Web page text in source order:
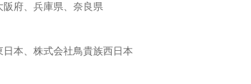
府、兵庫県、奈良県
本、株式会社鳥貴族西日本